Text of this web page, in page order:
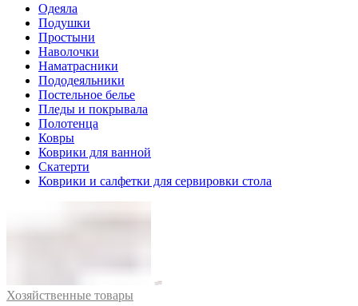
Одеяла
Подушки
Простыни
Наволочки
Наматрасники
Пододеяльники
Постельное белье
Пледы и покрывала
Полотенца
Ковры
Коврики для ванной
Скатерти
Коврики и салфетки для сервировки стола
Хозяйственные товары